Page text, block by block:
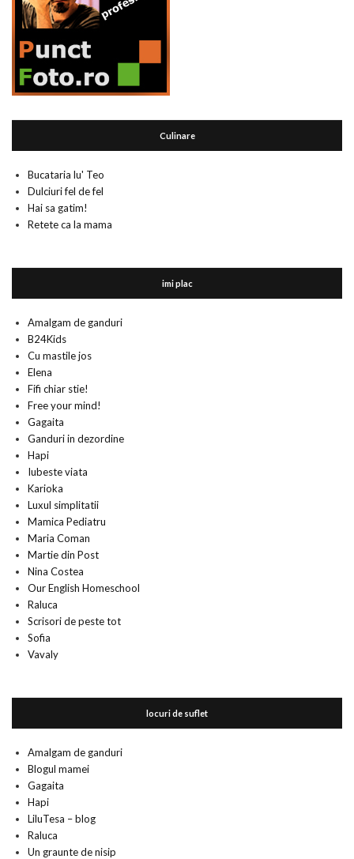
Culinare
Bucataria lu' Teo
Dulciuri fel de fel
Hai sa gatim!
Retete ca la mama
imi plac
Amalgam de ganduri
B24Kids
Cu mastile jos
Elena
Fifi chiar stie!
Free your mind!
Gagaita
Ganduri in dezordine
Hapi
Iubeste viata
Karioka
Luxul simplitatii
Mamica Pediatru
Maria Coman
Martie din Post
Nina Costea
Our English Homeschool
Raluca
Scrisori de peste tot
Sofia
Vavaly
locuri de suflet
Amalgam de ganduri
Blogul mamei
Gagaita
Hapi
LiluTesa – blog
Raluca
Un graunte de nisip